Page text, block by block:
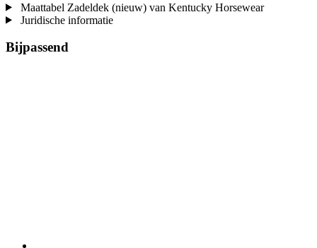
Maattabel Zadeldek (nieuw) van Kentucky Horsewear
Juridische informatie
Bijpassend